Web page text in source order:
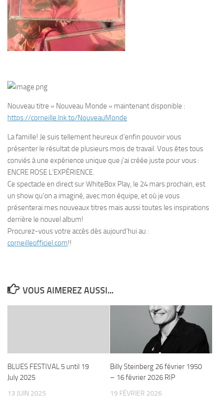
Nouveau titre « Nouveau Monde » maintenant disponible :
https://corneille.lnk.to/NouveauMonde
La famille! Je suis tellement heureux d’enfin pouvoir vous
présenter le résultat de plusieurs mois de travail. Vous êtes tous
conviés à une expérience unique que j’ai créée juste pour vous :
ENCRE ROSE L’EXPÉRIENCE.
Ce spectacle en direct sur WhiteBox Play, le 24 mars prochain, est
un show qu’on a imaginé, avec mon équipe, et où je vous
présenterai mes nouveaux titres mais aussi toutes les inspirations
derrière le nouvel album!
Procurez-vous votre accès dès aujourd’hui au :
corneilleofficiel.com!!
VOUS AIMEREZ AUSSI...
BLUES FESTIVAL 5 until 19
July 2025
13 JUIN 2025
Billy Steinberg 26 février 1950
– 16 février 2026 RIP
19 FÉVRIER 2026